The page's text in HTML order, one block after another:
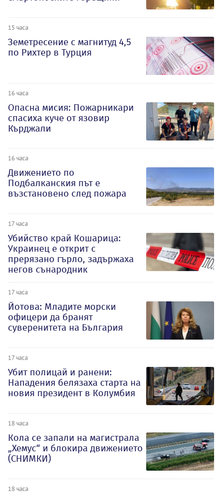
15 часа
Земетресение с магнитуд 4,5
по Рихтер в Турция
16 часа
Опасна мисия: Пожарникари
спасиха куче от язовир
Кърджали
16 часа
Движението по
Подбалканския път е
възстановено след пожара
17 часа
Убийство край Кошарица:
Украинец е открит с
прерязано гърло, задържаха
негов сънародник
17 часа
Йотова: Младите морски
офицери да бранят
суверенитета на България
17 часа
Убит полицай и ранени:
Нападения белязаха старта на
новия президент в Колумбия
18 часа
Кола се запали на магистрала
„Хемус“ и блокира движението
(СНИМКИ)
18 часа